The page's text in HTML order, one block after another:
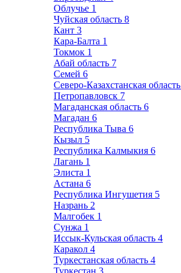
Облучье 1
Чуйская область 8
Кант 3
Кара-Балта 1
Токмок 1
Абай область 7
Семей 6
Северо-Казахстанская область
Петропавловск 7
Магаданская область 6
Магадан 6
Республика Тыва 6
Кызыл 5
Республика Калмыкия 6
Лагань 1
Элиста 1
Астана 6
Республика Ингушетия 5
Назрань 2
Малгобек 1
Сунжа 1
Иссык-Кульская область 4
Каракол 4
Туркестанская область 4
Туркестан 3